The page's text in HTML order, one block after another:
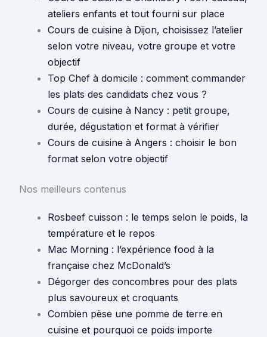
ateliers enfants et tout fourni sur place
Cours de cuisine à Dijon, choisissez l’atelier
selon votre niveau, votre groupe et votre
objectif
Top Chef à domicile : comment commander
les plats des candidats chez vous ?
Cours de cuisine à Nancy : petit groupe,
durée, dégustation et format à vérifier
Cours de cuisine à Angers : choisir le bon
format selon votre objectif
Nos meilleurs contenus
Rosbeef cuisson : le temps selon le poids, la
température et le repos
Mac Morning : l’expérience food à la
française chez McDonald’s
Dégorger des concombres pour des plats
plus savoureux et croquants
Combien pèse une pomme de terre en
cuisine et pourquoi ce poids importe